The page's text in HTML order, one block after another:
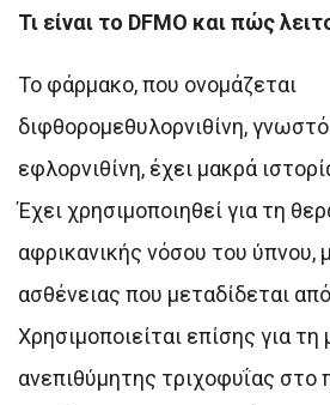
Τι είναι το DFMO και πώς
Το φάρμακο, που ονομάζεται
διφθορομεθυλορνιθίνη,
εφλορνιθίνη, έχει μακρά
Έχει χρησιμοποιηθεί για τη
αφρικανικής νόσου του ύπνου,
ασθένειας που μεταδίδεται
Χρησιμοποιείται επίσης για
ανεπιθύμητης τριχοφυΐας